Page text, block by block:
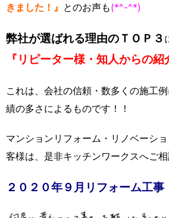
きました！』 とのお声も(*^-^*)
弊社が選ばれる理由のＴＯＰ３
『リピーター様・知人からの紹
これは、会社の信頼・数多くの施工
績の多さによるものです！！
マンションリフォーム・リノベーシ
客様は、是非キッチンワークスへご相
２０２０年９月リフォーム工事